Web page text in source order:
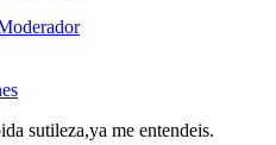
sutileza,ya me entendeis.